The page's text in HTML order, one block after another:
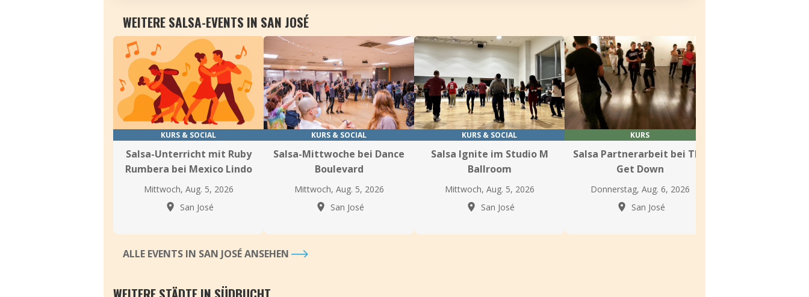
WEITERE SALSA-EVENTS IN SAN JOSÉ
KURS & SOCIAL
Salsa-Unterricht mit Ruby
Rumbera bei Mexico Lindo
Mittwoch, Aug. 5, 2026
San José
KURS & SOCIAL
Salsa-Mittwoche bei Dance
Boulevard
Mittwoch, Aug. 5, 2026
San José
KURS & SOCIAL
Salsa Ignite im Studio M
Ballroom
Mittwoch, Aug. 5, 2026
San José
KURS
Salsa Partnerarbeit bei The
Get Down
Donnerstag, Aug. 6, 2026
San José
ALLE EVENTS IN SAN JOSÉ ANSEHEN